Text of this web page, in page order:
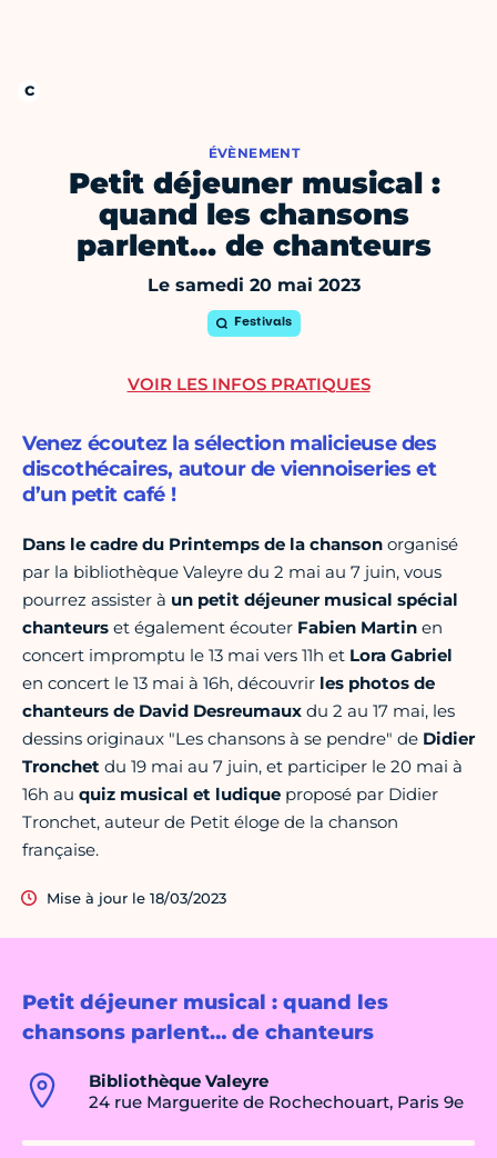
ÉVÈNEMENT
Petit déjeuner musical :
quand les chansons
parlent… de chanteurs
Le samedi 20 mai 2023
Festivals
Petit déjeuner musical : quand les
chansons parlent… de chanteurs
Bibliothèque Valeyre
24 rue Marguerite de Rochechouart, Paris 9e
Venez écoutez la sélection malicieuse des
discothécaires, autour de viennoiseries et
d’un petit café !
Dans le cadre du Printemps de la chanson organisé
par la bibliothèque Valeyre du 2 mai au 7 juin, vous
pourrez assister à un petit déjeuner musical spécial
chanteurs et également écouter Fabien Martin en
concert impromptu le 13 mai vers 11h et Lora Gabriel
en concert le 13 mai à 16h, découvrir les photos de
chanteurs de David Desreumaux du 2 au 17 mai, les
dessins originaux "Les chansons à se pendre" de Didier
Tronchet du 19 mai au 7 juin, et participer le 20 mai à
16h au quiz musical et ludique proposé par Didier
Tronchet, auteur de Petit éloge de la chanson
française.
Mise à jour le 18/03/2023
VOIR LES INFOS PRATIQUES